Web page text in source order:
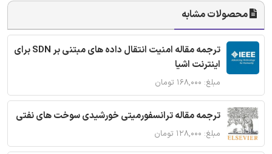
محصولات مشابه
ترجمه مقاله امنیت انتقال داده های مبتنی بر SDN برای
اینترنت اشیا
مبلغ: ۱۶۸,۰۰۰ تومان
ترجمه مقاله ترانسفورمیتی خورشیدی سوخت های نفتی
مبلغ: ۱۲۸,۰۰۰ تومان